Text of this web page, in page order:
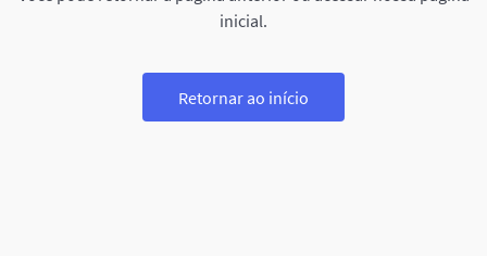
inicial.
Retornar ao início